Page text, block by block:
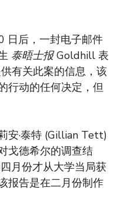
日后，一封电子邮件
泰晤士报Goldhill 表
有关此案的信息，该
行动的任何决定，但
安·泰特 (Gillian Tett)
戈德希尔的调查结
月份才从大学当局获
报告是在二月份制作